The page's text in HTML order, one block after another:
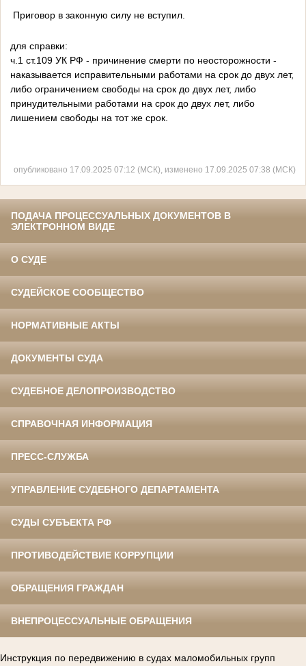
Приговор в законную силу не вступил.
для справки:
ч.1 ст.109 УК РФ - причинение смерти по неосторожности -
наказывается исправительными работами на срок до двух лет,
либо ограничением свободы на срок до двух лет, либо
принудительными работами на срок до двух лет, либо
лишением свободы на тот же срок.
опубликовано 17.09.2025 07:12 (МСК), изменено 17.09.2025 07:38 (МСК)
ПОДАЧА ПРОЦЕССУАЛЬНЫХ ДОКУМЕНТОВ В
ЭЛЕКТРОННОМ ВИДЕ
О СУДЕ
СУДЕЙСКОЕ СООБЩЕСТВО
НОРМАТИВНЫЕ АКТЫ
ДОКУМЕНТЫ СУДА
СУДЕБНОЕ ДЕЛОПРОИЗВОДСТВО
СПРАВОЧНАЯ ИНФОРМАЦИЯ
ПРЕСС-СЛУЖБА
УПРАВЛЕНИЕ СУДЕБНОГО ДЕПАРТАМЕНТА
СУДЫ СУБЪЕКТА РФ
ПРОТИВОДЕЙСТВИЕ КОРРУПЦИИ
ОБРАЩЕНИЯ ГРАЖДАН
ВНЕПРОЦЕССУАЛЬНЫЕ ОБРАЩЕНИЯ
Инструкция по передвижению в судах маломобильных групп